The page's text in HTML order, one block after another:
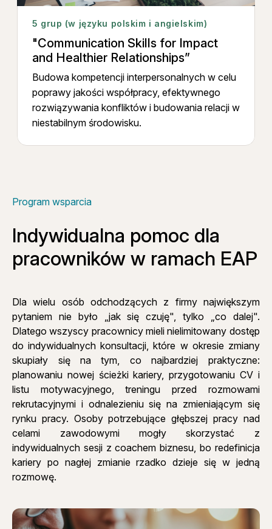
5 grup (w języku polskim i angielskim)
"Communication Skills for Impact
and Healthier Relationships”
Budowa kompetencji interpersonalnych w celu
poprawy jakości współpracy, efektywnego
rozwiązywania konfliktów i budowania relacji w
niestabilnym środowisku.
Program wsparcia
Indywidualna pomoc dla
pracowników w ramach EAP
Dla wielu osób odchodzących z firmy największym
pytaniem nie było „jak się czuję", tylko „co dalej".
Dlatego wszyscy pracownicy mieli nielimitowany dostęp
do indywidualnych konsultacji, które w okresie zmiany
skupiały się na tym, co najbardziej praktyczne:
planowaniu nowej ścieżki kariery, przygotowaniu CV i
listu motywacyjnego, treningu przed rozmowami
rekrutacyjnymi i odnalezieniu się na zmieniającym się
rynku pracy. Osoby potrzebujące głębszej pracy nad
celami zawodowymi mogły skorzystać z
indywidualnych sesji z coachem biznesu, bo redefinicja
kariery po nagłej zmianie rzadko dzieje się w jedną
rozmowę.